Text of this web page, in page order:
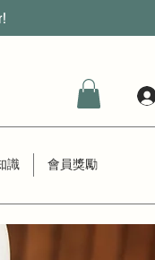
識 會員獎勵